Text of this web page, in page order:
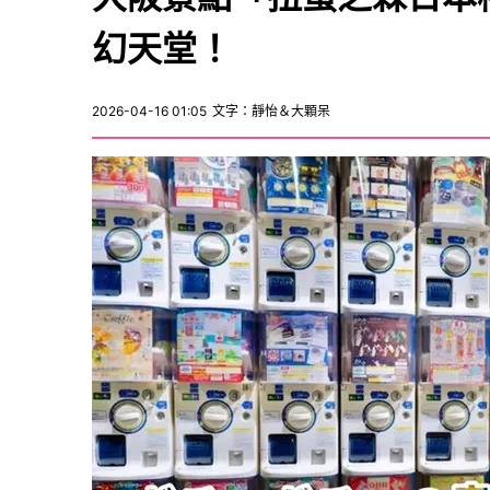
幻天堂！
2026-04-16 01:05 文字：靜怡＆大顆呆